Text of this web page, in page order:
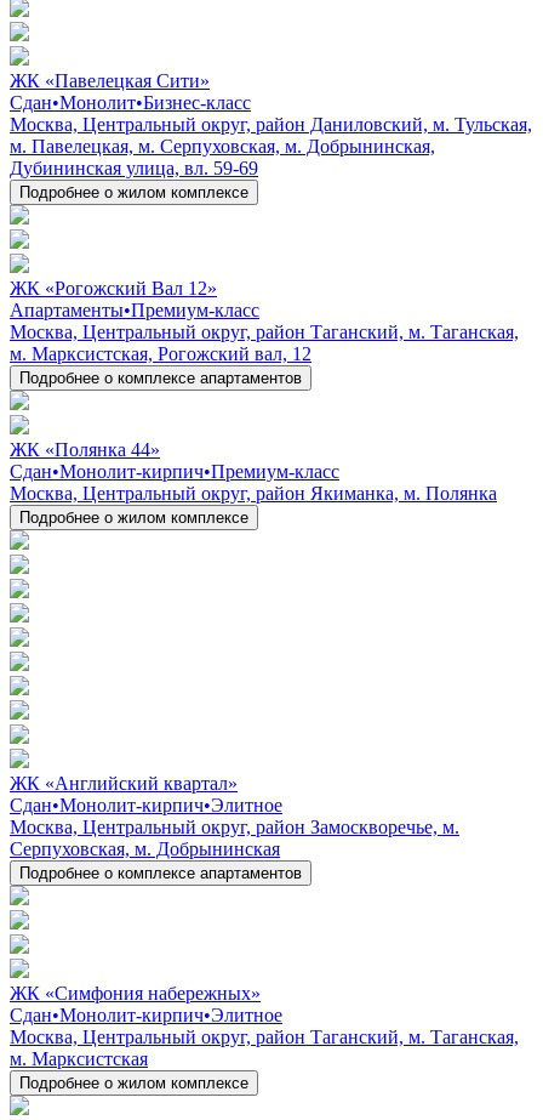
ЖК «Павелецкая Сити»
Сдан•Монолит•Бизнес-класс
Москва, Центральный округ, район Даниловский, м. Тульская,
м. Павелецкая, м. Серпуховская, м. Добрынинская,
Дубининская улица, вл. 59-69
Подробнее о жилом комплексе
ЖК «Рогожский Вал 12»
Апартаменты•Премиум-класс
Москва, Центральный округ, район Таганский, м. Таганская,
м. Марксистская, Рогожский вал, 12
Подробнее о комплексе апартаментов
ЖК «Полянка 44»
Сдан•Монолит-кирпич•Премиум-класс
Москва, Центральный округ, район Якиманка, м. Полянка
Подробнее о жилом комплексе
ЖК «Английский квартал»
Сдан•Монолит-кирпич•Элитное
Москва, Центральный округ, район Замоскворечье, м.
Серпуховская, м. Добрынинская
Подробнее о комплексе апартаментов
ЖК «Симфония набережных»
Сдан•Монолит-кирпич•Элитное
Москва, Центральный округ, район Таганский, м. Таганская,
м. Марксистская
Подробнее о жилом комплексе